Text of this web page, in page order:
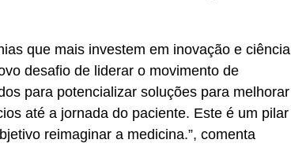
que mais investem em inovação e ciência
desafio de liderar o movimento de
para potencializar soluções para melhorar
até a jornada do paciente. Este é um pilar
reimaginar a medicina.”, comenta